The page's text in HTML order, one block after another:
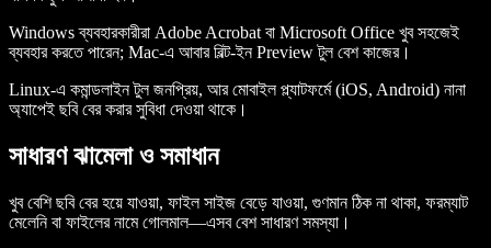
Windows ব্যবহারকারীরা Adobe Acrobat বা Microsoft Office খুব সহজেই
ব্যবহার করতে পারেন; Mac-এ আবার বিল্ট-ইন Preview টুল বেশ কাজের।
Linux-এ কমান্ডলাইন টুল জনপ্রিয়, আর মোবাইল প্ল্যাটফর্মে (iOS, Android) নানা
অ্যাপেই ছবি বের করার সুবিধা দেওয়া থাকে।
সাধারণ ঝামেলা ও সমাধান
খুব বেশি ছবি বের হয়ে যাওয়া, ফাইল সাইজ বেড়ে যাওয়া, গুণমান ঠিক না থাকা, ফরম্যাট
মেলেনি বা ফাইলের নামে গোলমাল—এসব বেশ সাধারণ সমস্যা।